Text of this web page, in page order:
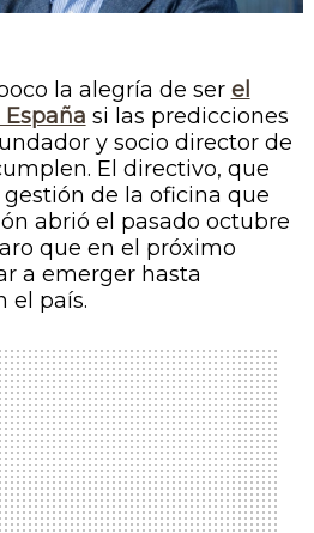
la alegría de ser el
si las predicciones
y socio director de
El directivo, que
de la oficina que
abrió el pasado octubre
que en el próximo
a emerger hasta
el país.